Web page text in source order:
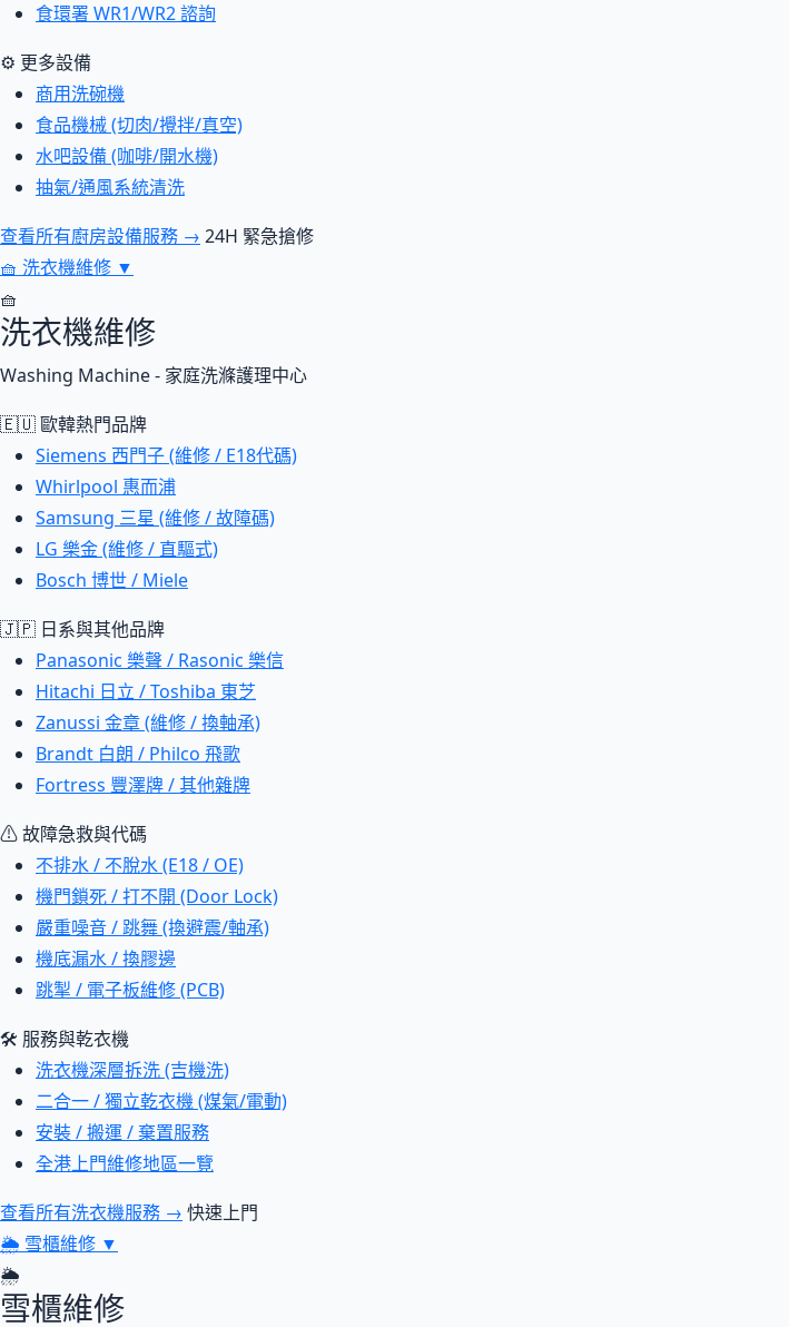
食環署 WR1/WR2 諮詢
⚙ 更多設備
商用洗碗機
食品機械 (切肉/攪拌/真空)
水吧設備 (咖啡/開水機)
抽氣/通風系統清洗
查看所有廚房設備服務 → 24H 緊急搶修
🧺 洗衣機維修 ▼
🧺
洗衣機維修
Washing Machine - 家庭洗滌護理中心
🇪🇺 歐韓熱門品牌
Siemens 西門子 (維修 / E18代碼)
Whirlpool 惠而浦
Samsung 三星 (維修 / 故障碼)
LG 樂金 (維修 / 直驅式)
Bosch 博世 / Miele
🇯🇵 日系與其他品牌
Panasonic 樂聲 / Rasonic 樂信
Hitachi 日立 / Toshiba 東芝
Zanussi 金章 (維修 / 換軸承)
Brandt 白朗 / Philco 飛歌
Fortress 豐澤牌 / 其他雜牌
⚠ 故障急救與代碼
不排水 / 不脫水 (E18 / OE)
機門鎖死 / 打不開 (Door Lock)
嚴重噪音 / 跳舞 (換避震/軸承)
機底漏水 / 換膠邊
跳掣 / 電子板維修 (PCB)
🛠 服務與乾衣機
洗衣機深層拆洗 (吉機洗)
二合一 / 獨立乾衣機 (煤氣/電動)
安裝 / 搬運 / 棄置服務
全港上門維修地區一覽
查看所有洗衣機服務 → 快速上門
🌦 雪櫃維修 ▼
🌦
雪櫃維修